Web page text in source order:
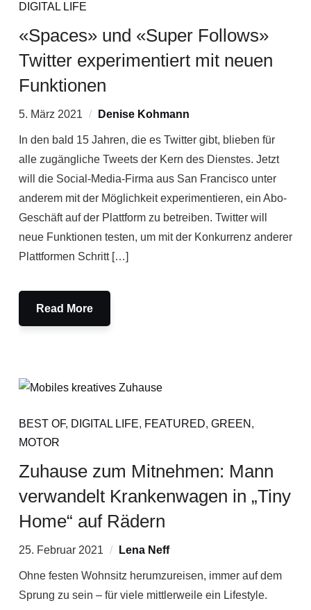
DIGITAL LIFE
«Spaces» und «Super Follows»
Twitter experimentiert mit neuen
Funktionen
5. März 2021 Denise Kohmann
In den bald 15 Jahren, die es Twitter gibt, blieben für
alle zugängliche Tweets der Kern des Dienstes. Jetzt
will die Social-Media-Firma aus San Francisco unter
anderem mit der Möglichkeit experimentieren, ein Abo-
Geschäft auf der Plattform zu betreiben. Twitter will
neue Funktionen testen, um mit der Konkurrenz anderer
Plattformen Schritt […]
Read More
BEST OF, DIGITAL LIFE, FEATURED, GREEN ,
MOTOR
Zuhause zum Mitnehmen: Mann
verwandelt Krankenwagen in „Tiny
Home“ auf Rädern
25. Februar 2021 Lena Neff
Ohne festen Wohnsitz herumzureisen, immer auf dem
Sprung zu sein – für viele mittlerweile ein Lifestyle.